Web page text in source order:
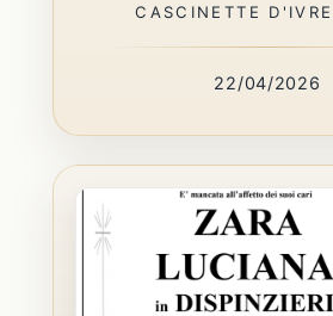
CASCINETTE
22/04/2026